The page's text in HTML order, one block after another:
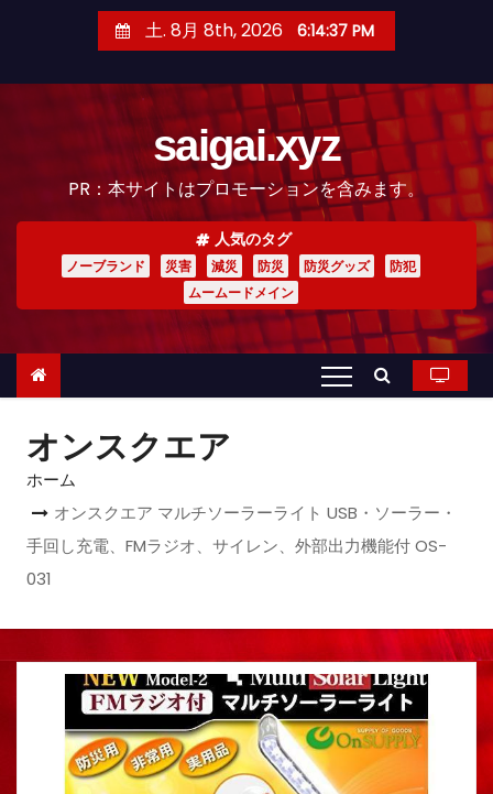
土. 8月 8th, 2026 6:14:38 PM
saigai.xyz
PR：本サイトはプロモーションを含みます。
人気のタグ
ノーブランド 災害 減災 防災 防災グッズ
防犯
ムームードメイン
オンスクエア
ホーム
オンスクエア マルチソーラーライト USB・ソーラー・
手回し充電、FMラジオ、サイレン、外部出力機能付 OS-
031